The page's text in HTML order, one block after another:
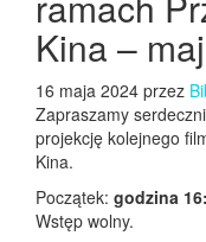
Kina –
16 maja 2024 przez
Zapraszamy
projekcję kolejnego
Kina.
Początek: godzina
Wstęp wolny.